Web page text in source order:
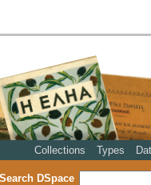
Collections Types
Search DSpace